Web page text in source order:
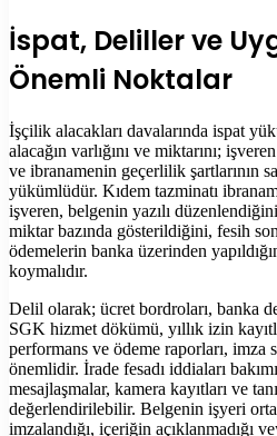
İspat, Deliller ve
Önemli Noktalar
İşçilik alacakları davalarında ispat
alacağın varlığını ve miktarını;
ve ibranamenin geçerlilik şartlarının
yükümlüdür. Kıdem tazminatı
işveren, belgenin yazılı
miktar bazında gösterildiğini, fesih
ödemelerin banka üzerinden
koymalıdır.
Delil olarak; ücret bordroları, banka
SGK hizmet dökümü, yıllık izin
performans ve ödeme raporları, imza
önemlidir. İrade fesadı iddiaları
mesajlaşmalar, kamera kayıtları ve
değerlendirilebilir. Belgenin işyeri
imzalandığı, içeriğin açıklanmadığı